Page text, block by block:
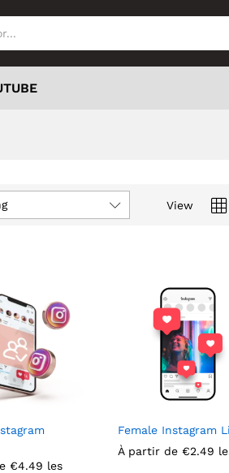
View
€4.49 les
€4.49
Female Instagram
À partir de €2.49
€2.49